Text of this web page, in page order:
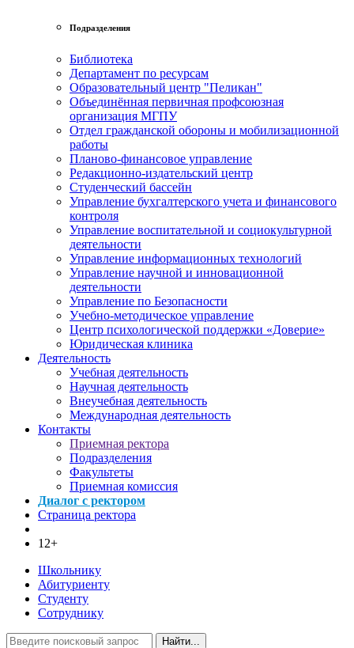
Подразделения
Библиотека
Департамент по ресурсам
Образовательный центр "Пеликан"
Объединённая первичная профсоюзная
организация МГПУ
Отдел гражданской обороны и мобилизационной
работы
Планово-финансовое управление
Редакционно-издательский центр
Студенческий бассейн
Управление бухгалтерского учета и финансового
контроля
Управление воспитательной и социокультурной
деятельности
Управление информационных технологий
Управление научной и инновационной
деятельности
Управление по Безопасности
Учебно-методическое управление
Центр психологической поддержки «Доверие»
Юридическая клиника
Деятельность
Учебная деятельность
Научная деятельность
Внеучебная деятельность
Международная деятельность
Контакты
Приемная ректора
Подразделения
Факультеты
Приемная комиссия
Диалог с ректором
Страница ректора
12+
Школьнику
Абитуриенту
Студенту
Сотруднику
Найти...